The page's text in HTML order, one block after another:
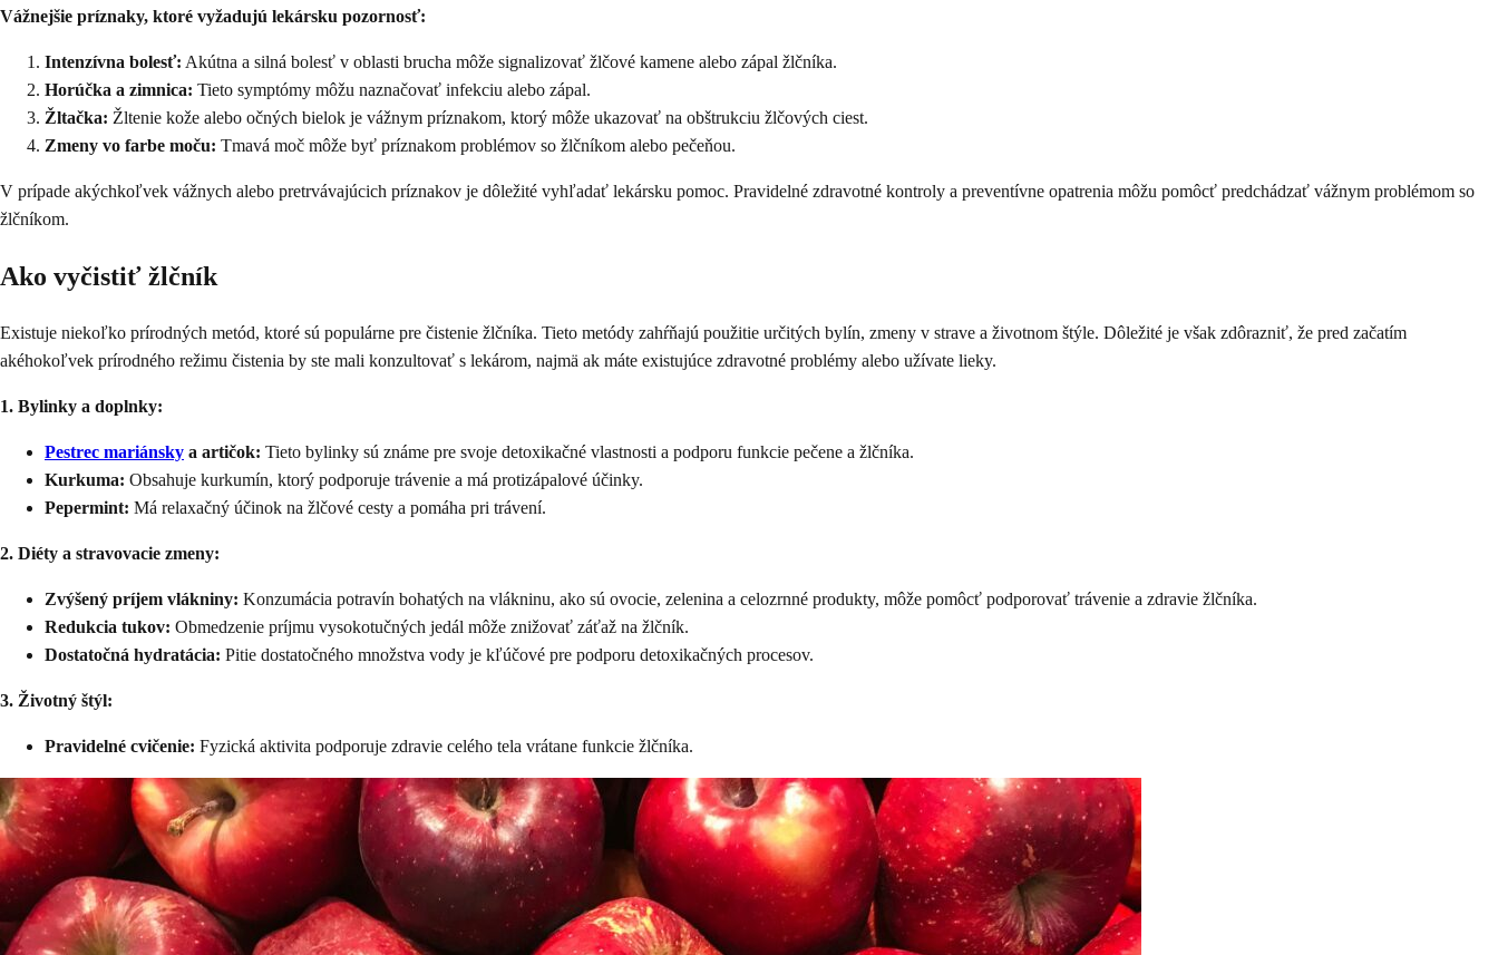
Vážnejšie príznaky, ktoré vyžadujú lekársku pozornosť:
Intenzívna bolesť: Akútna a silná bolesť v oblasti brucha môže signalizovať žlčové kamene alebo zápal žlčníka.
Horúčka a zimnica: Tieto symptómy môžu naznačovať infekciu alebo zápal.
Žltačka: Žltenie kože alebo očných bielok je vážnym príznakom, ktorý môže ukazovať na obštrukciu žlčových ciest.
Zmeny vo farbe moču: Tmavá moč môže byť príznakom problémov so žlčníkom alebo pečeňou.
V prípade akýchkoľvek vážnych alebo pretrvávajúcich príznakov je dôležité vyhľadať lekársku pomoc. Pravidelné zdravotné kontroly a preventívne opatrenia môžu pomôcť predchádzať vážnym problémom so
žlčníkom.
Ako vyčistiť žlčník
Existuje niekoľko prírodných metód, ktoré sú populárne pre čistenie žlčníka. Tieto metódy zahŕňajú použitie určitých bylín, zmeny v strave a životnom štýle. Dôležité je však zdôrazniť, že pred začatím
akéhokoľvek prírodného režimu čistenia by ste mali konzultovať s lekárom, najmä ak máte existujúce zdravotné problémy alebo užívate lieky.
1. Bylinky a doplnky:
Pestrec mariánsky a artičok: Tieto bylinky sú známe pre svoje detoxikačné vlastnosti a podporu funkcie pečene a žlčníka.
Kurkuma: Obsahuje kurkumín, ktorý podporuje trávenie a má protizápalové účinky.
Pepermint: Má relaxačný účinok na žlčové cesty a pomáha pri trávení.
2. Diéty a stravovacie zmeny:
Zvýšený príjem vlákniny: Konzumácia potravín bohatých na vlákninu, ako sú ovocie, zelenina a celozrnné produkty, môže pomôcť podporovať trávenie a zdravie žlčníka.
Redukcia tukov: Obmedzenie príjmu vysokotučných jedál môže znižovať záťaž na žlčník.
Dostatočná hydratácia: Pitie dostatočného množstva vody je kľúčové pre podporu detoxikačných procesov.
3. Životný štýl:
Pravidelné cvičenie: Fyzická aktivita podporuje zdravie celého tela vrátane funkcie žlčníka.